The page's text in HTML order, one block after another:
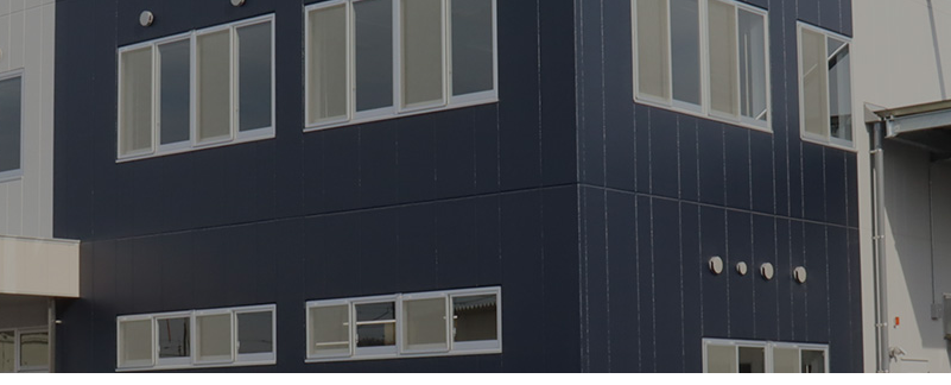
】 ツーリングバッグ・アクセサリー 【NAPOLEON】 ミラー